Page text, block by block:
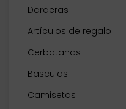
Darderas
Artículos de regalo
Cerbatanas
Basculas
Camisetas